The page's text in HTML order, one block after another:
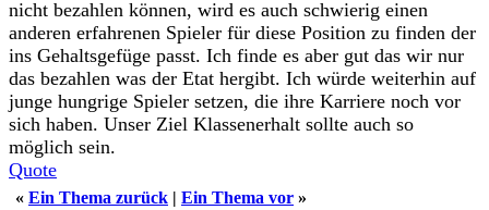
nicht bezahlen können, wird es auch schwierig einen
anderen erfahrenen Spieler für diese Position zu finden der
ins Gehaltsgefüge passt. Ich finde es aber gut das wir nur
das bezahlen was der Etat hergibt. Ich würde weiterhin auf
junge hungrige Spieler setzen, die ihre Karriere noch vor
sich haben. Unser Ziel Klassenerhalt sollte auch so
möglich sein.
Quote
« Ein Thema zurück | Ein Thema vor »